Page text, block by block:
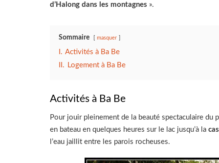
d’Halong dans les montagnes ».
Sommaire masquer
I. Activités à Ba Be
II.
Logement à Ba Be
Activités à Ba Be
Pour jouir pleinement de la beauté spectaculaire du
en bateau en quelques heures sur le lac jusqu’à la
l’eau jaillit entre les parois rocheuses.